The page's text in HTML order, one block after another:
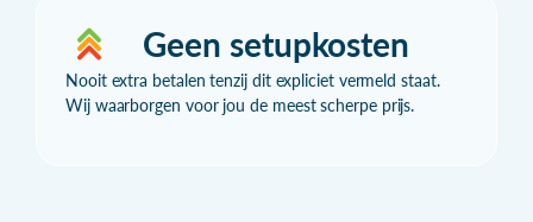
Geen setupkosten
Nooit extra betalen tenzij dit expliciet vermeld staat.
Wij waarborgen voor jou de meest scherpe prijs.